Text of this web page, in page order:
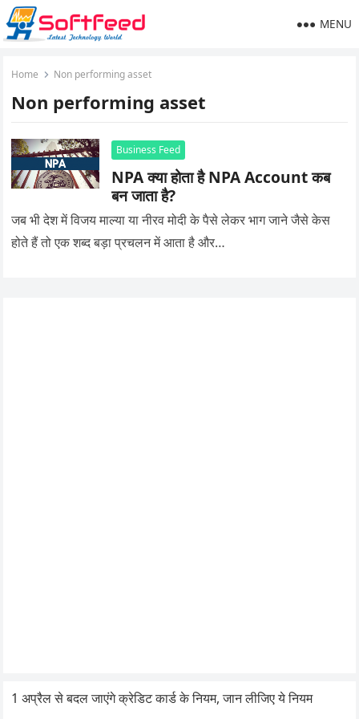
MENU
Home Non performing asset
Non performing asset
Business Feed
NPA क्या होता है NPA Account कब
बन जाता है?
जब भी देश में विजय माल्या या नीरव मोदी के पैसे लेकर भाग जाने जैसे केस
होते हैं तो एक शब्द बड़ा प्रचलन में आता है और…
1 अप्रैल से बदल जाएंगे क्रेडिट कार्ड के नियम, जान लीजिए ये नियम